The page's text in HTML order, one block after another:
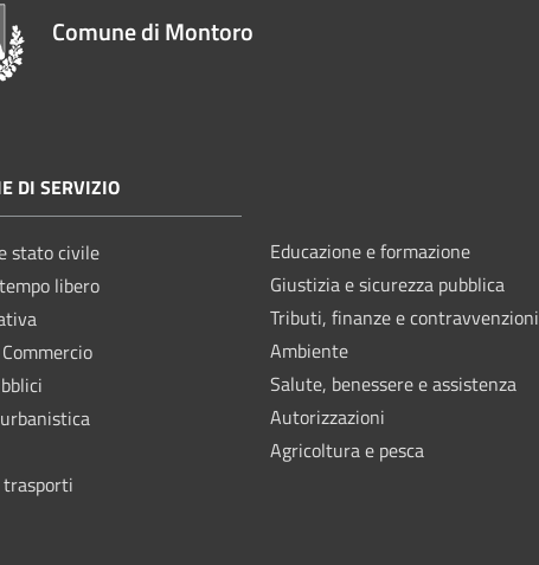
Comune di Montoro
DI SERVIZIO
stato civile
libero
Educazione e formazione
Giustizia e sicurezza pubblica
Tributi, finanze e contravvenzioni
Ambiente
Salute, benessere e assistenza
Autorizzazioni
Agricoltura e pesca